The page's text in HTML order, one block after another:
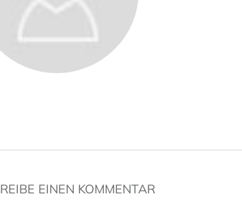
EINEN KOMMENTAR